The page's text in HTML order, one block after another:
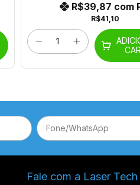
R$41,10
R$39,87 com
Fale com a Laser Tech